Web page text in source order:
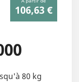
106,63 €
80 kg